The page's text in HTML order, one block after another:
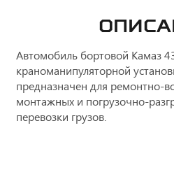
Автомобиль бортовой Камаз
краноманипуляторной
предназначен для ремонтно-
монтажных и погрузочно-
перевозки грузов.